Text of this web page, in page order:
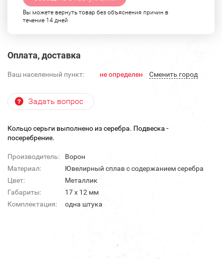
Вы можете вернуть товар без объяснения причин в
течение 14 дней
Оплата, доставка
Ваш населенный пункт: не определен Cменить город
Задать вопрос
Кольцо серьги выполнено из серебра. Подвеска -
посеребрение.
Производитель:
Ворон
Материал:
Ювелирный сплав с содержанием серебра
Цвет:
Металлик
Габариты:
17 х 12 мм
Комплектация:
одна штука